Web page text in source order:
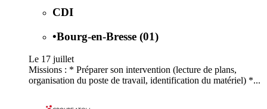
CDI
•Bourg-en-Bresse (01)
Le 17 juillet
Missions : * Préparer son intervention (lecture de plans,
organisation du poste de travail, identification du matériel) *...